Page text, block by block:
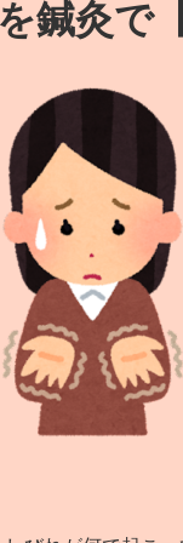
鍼灸で